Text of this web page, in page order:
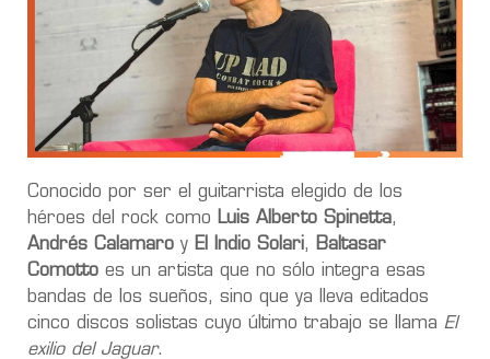
Conocido por ser el guitarrista elegido de los
héroes del rock como Luis Alberto Spinetta,
Andrés Calamaro y El Indio Solari,
Baltasar
Comotto es un artista que no sólo integra esas
bandas de los sueños, sino que ya lleva editados
cinco discos solistas cuyo último trabajo se llama El
exilio del Jaguar.